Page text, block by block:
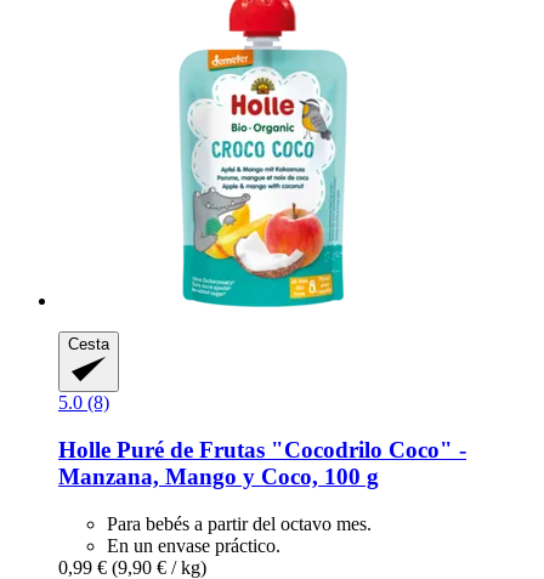
Cesta
5.0 (8)
Holle Puré de Frutas "Cocodrilo Coco" -​
Manzana, Mango y Coco, 100 g
Para bebés a partir del octavo mes.
En un envase práctico.
0,99 € (9,90 € / kg)